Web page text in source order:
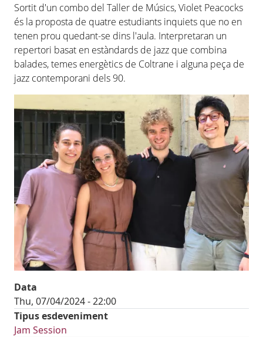
Sortit d'un combo del Taller de Músics,Violet Peacocks
és la proposta de quatre estudiants inquiets que no en
tenen prou quedant-se dins l'aula. Interpretaran un
repertori basat en estàndards de jazz que combina
balades, temes energètics de Coltrane i alguna peça de
jazz contemporani dels 90.
Data
Thu, 07/04/2024 - 22:00
Tipus esdeveniment
Jam Session